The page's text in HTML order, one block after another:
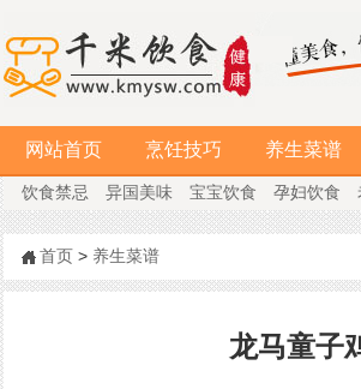
网站首页 烹饪技巧 养生菜谱
饮食禁忌 异国美味 宝宝饮食 孕妇饮食
首页 > 养生菜谱
龙马童子